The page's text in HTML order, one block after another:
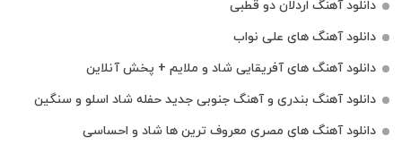
دانلود آهنگ اردلان دو قطبی
دانلود آهنگ های علی نواب
دانلود آهنگ های آفریقایی شاد و ملایم + پخش آنلاین
دانلود آهنگ بندری و آهنگ جنوبی جدید حفله شاد اسلو و سنگین
دانلود آهنگ های مصری معروف ترین ها شاد و احساسی